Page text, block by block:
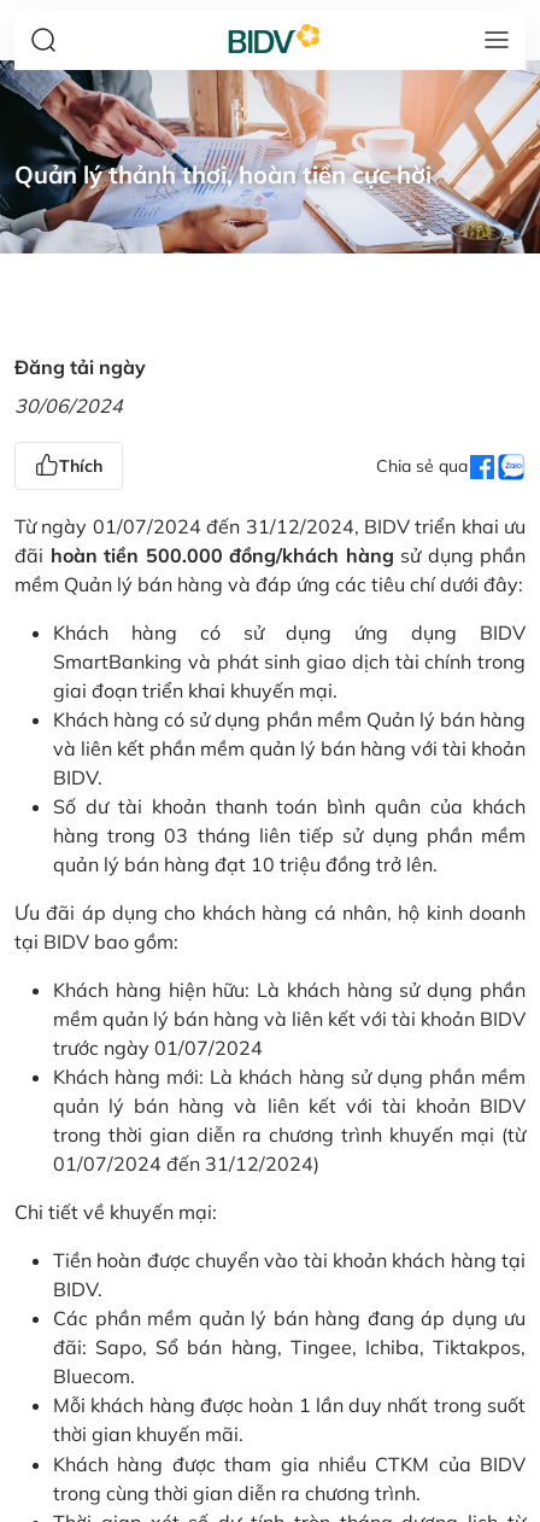
Quản lý thảnh thơi, hoàn tiền cực hời
Đăng tải ngày
30/06/2024
Thích Chia sẻ qua
Từ ngày 01/07/2024 đến 31/12/2024, BIDV triển khai ưu
đãi hoàn tiền 500.000 đồng/khách hàng sử dụng phần
mềm Quản lý bán hàng và đáp ứng các tiêu chí dưới đây:
Khách hàng có sử dụng ứng dụng BIDV
SmartBanking và phát sinh giao dịch tài chính trong
giai đoạn triển khai khuyến mại.
Khách hàng có sử dụng phần mềm Quản lý bán hàng
và liên kết phần mềm quản lý bán hàng với tài khoản
BIDV.
Số dư tài khoản thanh toán bình quân của khách
hàng trong 03 tháng liên tiếp sử dụng phần mềm
quản lý bán hàng đạt 10 triệu đồng trở lên.
Ưu đãi áp dụng cho khách hàng cá nhân, hộ kinh doanh
tại BIDV bao gồm:
Khách hàng hiện hữu: Là khách hàng sử dụng phần
mềm quản lý bán hàng và liên kết với tài khoản BIDV
trước ngày 01/07/2024
Khách hàng mới: Là khách hàng sử dụng phần mềm
quản lý bán hàng và liên kết với tài khoản BIDV
trong thời gian diễn ra chương trình khuyến mại (từ
01/07/2024 đến 31/12/2024)
Chi tiết về khuyến mại:
Tiền hoàn được chuyển vào tài khoản khách hàng tại
BIDV.
Các phần mềm quản lý bán hàng đang áp dụng ưu
đãi: Sapo, Sổ bán hàng, Tingee, Ichiba, Tiktakpos,
Bluecom.
Mỗi khách hàng được hoàn 1 lần duy nhất trong suốt
thời gian khuyến mãi.
Khách hàng được tham gia nhiều CTKM của BIDV
trong cùng thời gian diễn ra chương trình.